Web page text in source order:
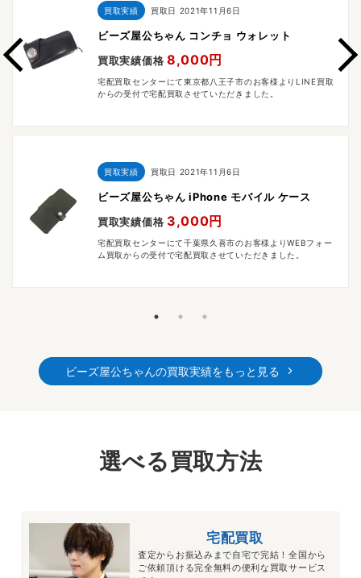
買取実績 買取日 2021年11月6日
ビーズ屋公ちゃん コンチョ ウォレット
買取実績価格 8,000円
宅配買取センターにて東京都八王子市のお客様よりLINE買取
からの受付で宅配買取させていただきました。
買取実績 買取日 2021年11月6日
ビーズ屋公ちゃん iPhone モバイル ケース
買取実績価格 3,000円
宅配買取センターにて千葉県久喜市のお客様よりWEBフォー
ム買取からの受付で宅配買取させていただきました。
ビーズ屋公ちゃんの買取実績をもっと見る
選べる買取方法
宅配買取
査定からお振込みまで自宅で完結！全国から
ご依頼頂ける完全無料の便利な買取サービス